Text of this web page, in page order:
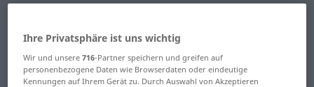
Deutsch-Rumänisch Übersetzung
für "scharf"
Ihre Privatsphäre ist uns wichtig
Wir und unsere716-Partner speichern und greifen auf
personenbezogene Daten wie Browserdaten oder eindeutige
Kennungen auf Ihrem Gerät zu. Durch Auswahl von Akzeptieren